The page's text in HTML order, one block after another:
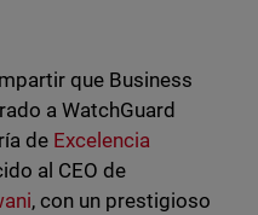
on Reddit
que Business
a WatchGuard
de Excelencia
al CEO de
, con un prestigioso